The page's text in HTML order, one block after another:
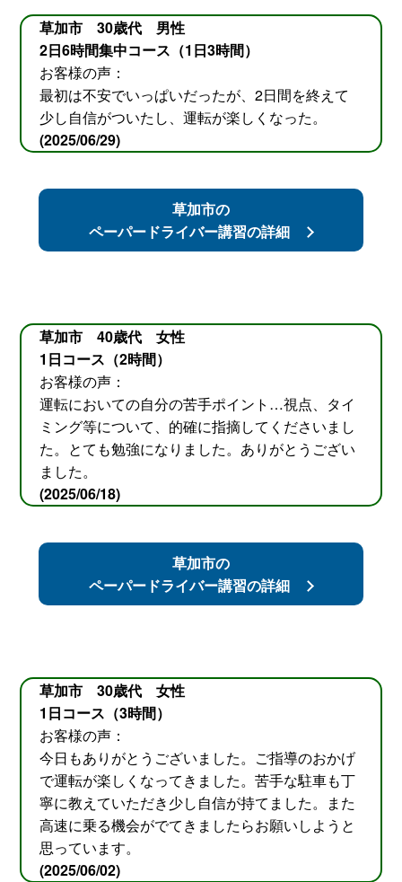
草加市 30歳代 男性
2日6時間集中コース（1日3時間）
お客様の声：
最初は不安でいっぱいだったが、2日間を終えて
少し自信がついたし、運転が楽しくなった。
(2025/06/29)
草加市の
ペーパードライバー講習の詳細
草加市 40歳代 女性
1日コース（2時間）
お客様の声：
運転においての自分の苦手ポイント…視点、タイ
ミング等について、的確に指摘してくださいまし
た。とても勉強になりました。ありがとうござい
ました。
(2025/06/18)
草加市の
ペーパードライバー講習の詳細
草加市 30歳代 女性
1日コース（3時間）
お客様の声：
今日もありがとうございました。ご指導のおかげ
で運転が楽しくなってきました。苦手な駐車も丁
寧に教えていただき少し自信が持てました。また
高速に乗る機会がでてきましたらお願いしようと
思っています。
(2025/06/02)